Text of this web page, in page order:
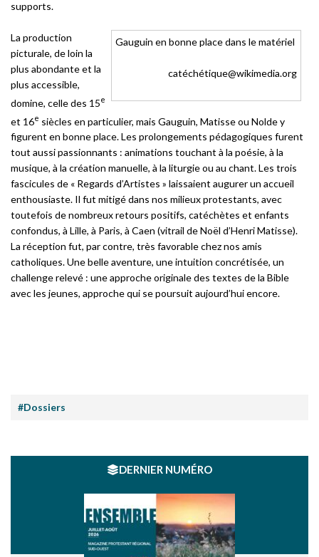
supports.
Gauguin en bonne place dans le matériel
catéchétique@wikimedia.org
La production
picturale, de loin la
plus abondante et la
plus accessible,
domine, celle des 15e
et 16e siècles en particulier, mais Gauguin, Matisse ou Nolde y
figurent en bonne place. Les prolongements pédagogiques furent
tout aussi passionnants : animations touchant à la poésie, à la
musique, à la création manuelle, à la liturgie ou au chant. Les trois
fascicules de « Regards d’Artistes » laissaient augurer un accueil
enthousiaste. Il fut mitigé dans nos milieux protestants, avec
toutefois de nombreux retours positifs, catéchètes et enfants
confondus, à Lille, à Paris, à Caen (vitrail de Noël d’Henri Matisse).
La réception fut, par contre, très favorable chez nos amis
catholiques. Une belle aventure, une intuition concrétisée, un
challenge relevé : une approche originale des textes de la Bible
avec les jeunes, approche qui se poursuit aujourd’hui encore.
#Dossiers
DERNIER NUMÉRO